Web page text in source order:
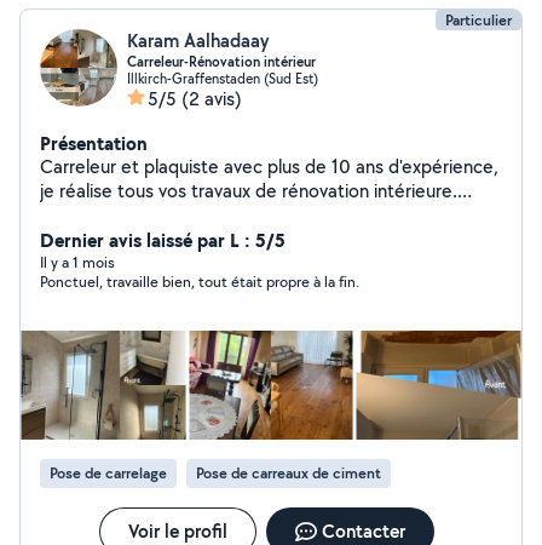
Particulier
Karam Aalhadaay
Carreleur-Rénovation intérieur
Illkirch-Graffenstaden (Sud Est)
5/5 (2 avis)
Présentation
Carreleur et plaquiste avec plus de 10 ans d'expérience,
je réalise tous vos travaux de rénovation intérieure.
de revêtements sol et mur. J'interviens également pour
rénovation de salle de bain, peinture, placo, pose de
cuisine, sanitaires, montage de meubles et divers
professionnel.
Dernier avis laissé par L : 5/5
Il y a 1 mois
Ponctuel, travaille bien, tout était propre à la fin.
Pose de carrelage Pose de carreaux de ciment
Voir le profil Contacter